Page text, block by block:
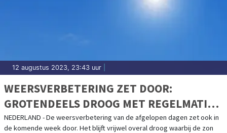
12 augustus 2023, 23:43 uur
WEERSVERBETERING ZET DOOR:
GROTENDEELS DROOG MET REGELMATIG
ZON
NEDERLAND - De weersverbetering van de afgelopen dagen zet ook in
de komende week door. Het blijft vrijwel overal droog waarbij de zon